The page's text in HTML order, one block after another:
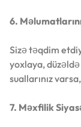
6.
Sizə təqdim
yoxlaya,
suallarınız
7. Məxfilik